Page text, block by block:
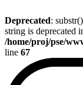
Deprecated:
string is deprecated
/home/proj/pse/
line 67